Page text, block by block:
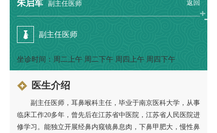
朱启军 副主任医师 返回
副主任医师
坐诊时间：周二上午 周二下午 周四上午 周四下午
医生介绍
副主任医师，耳鼻喉科主任，毕业于南京医科大学，从事
临床工作20多年，曾先后在江苏省中医院，江苏省人民医院进
修学习。能独立开展经鼻内窥镜鼻息肉，下鼻甲肥大，慢性鼻